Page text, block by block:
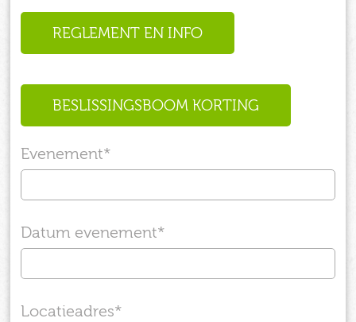
REGLEMENT EN INFO
BESLISSINGSBOOM KORTING
Evenement*
Datum evenement*
Locatieadres*